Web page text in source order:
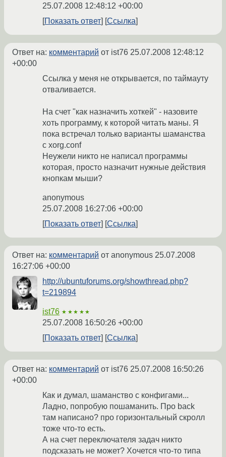
25.07.2008 12:48:12 +00:00
Показать ответ
Ссылка
Ответ на: комментарий от ist76 25.07.2008 12:48:12
+00:00
Ссылка у меня не открывается, по таймауту
отваливается.
На счет "как назначить хоткей" - назовите
хоть программу, к которой читать маны. Я
пока встречал только варианты шаманства
с xorg.conf
Неужели никто не написал программы
которая, просто назначит нужные действия
кнопкам мыши?
anonymous
25.07.2008 16:27:06 +00:00
Показать ответ
Ссылка
Ответ на: комментарий от anonymous 25.07.2008
16:27:06 +00:00
http://ubuntuforums.org/showthread.php?
t=219894
ist76 ★★★★★
25.07.2008 16:50:26 +00:00
Показать ответ
Ссылка
Ответ на: комментарий от ist76 25.07.2008 16:50:26
+00:00
Как и думал, шаманство с конфигами...
Ладно, попробую пошаманить. Про back
там написано? про горизонтальный скролл
тоже что-то есть.
А на счет переключателя задач никто
подсказать не может? Хочется что-то типа